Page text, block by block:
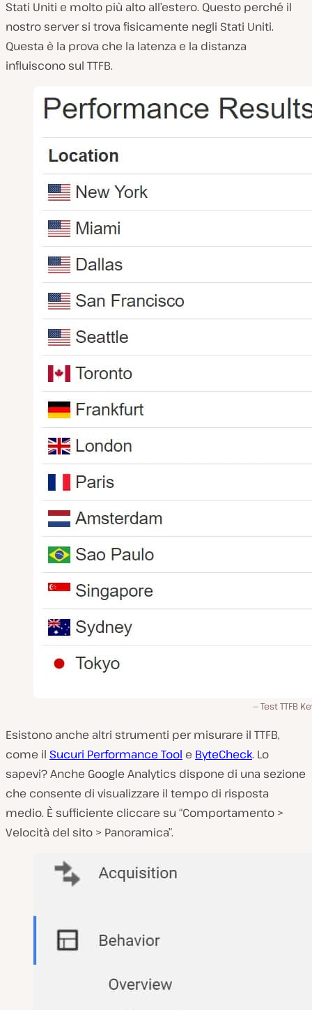
Stati Uniti e molto più alto all’estero. Questo perché il
nostro server si trova fisicamente negli Stati Uniti.
Questa è la prova che la latenza e la distanza
influiscono sul TTFB.
Test TTFB
Esistono anche altri strumenti per misurare il TTFB,
come il Sucuri Performance Tool e ByteCheck. Lo
sapevi? Anche Google Analytics dispone di una sezione
che consente di visualizzare il tempo di risposta
medio. È sufficiente cliccare su “Comportamento >
Velocità del sito > Panoramica”.